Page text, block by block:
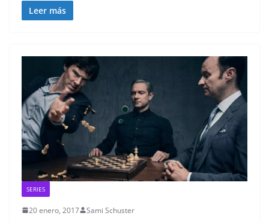
Leer más
SERIES
20 enero, 2017 Sami Schuster